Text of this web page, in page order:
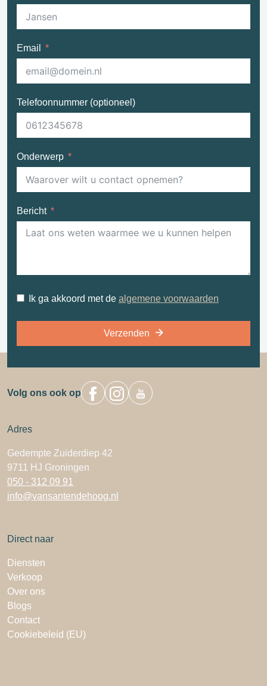
Email
Telefoonnummer (optioneel)
Onderwerp
Bericht
Ik ga akkoord met de algemene voorwaarden
Verzenden
Volg ons ook op
Adres
Gedempte Zuiderdiep 42
9711 HJ Groningen
050 - 312 09 91
info@vansantendehoog.nl
Direct naar
Diensten
Verkoop
Over ons
Blogs
Contact
Cookiebeleid (EU)